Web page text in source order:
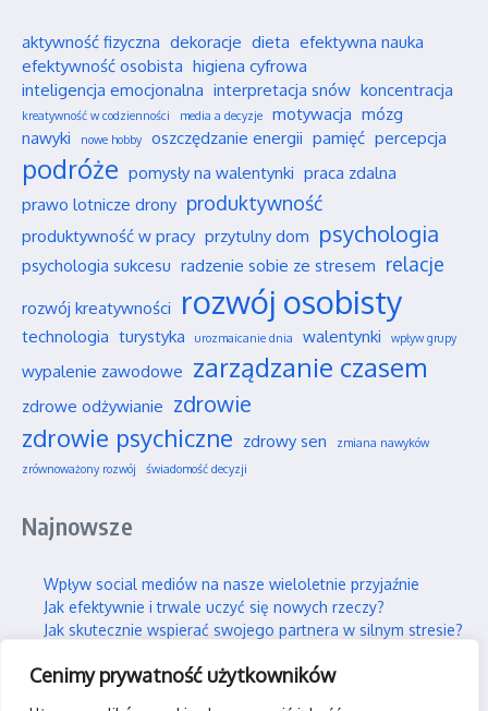
Cenimy prywatność użytkowników
aktywność fizyczna dekoracje dieta efektywna nauka
efektywność osobista higiena cyfrowa
inteligencja emocjonalna interpretacja snów koncentracja
kreatywność w codzienności media a decyzje motywacja mózg
nawyki
nowe hobby oszczędzanie energii pamięć percepcja
podróże pomysły na walentynki praca zdalna
prawo lotnicze drony produktywność
produktywność w pracy przytulny dom psychologia
psychologia sukcesu radzenie sobie ze stresem relacje
rozwój kreatywności rozwój osobisty
technologia turystyka urozmaicanie dnia walentynki wpływ grupy
wypalenie zawodowe zarządzanie czasem
zdrowe odżywianie zdrowie
zdrowie psychiczne zdrowy sen
zmiana nawyków
zrównoważony rozwój
świadomość decyzji
Najnowsze
Wpływ social mediów na nasze wieloletnie przyjaźnie
Jak efektywnie i trwale uczyć się nowych rzeczy?
Jak skutecznie wspierać swojego partnera w silnym stresie?
Praca hybrydowa – czy to faktycznie idealne rozwiązanie?